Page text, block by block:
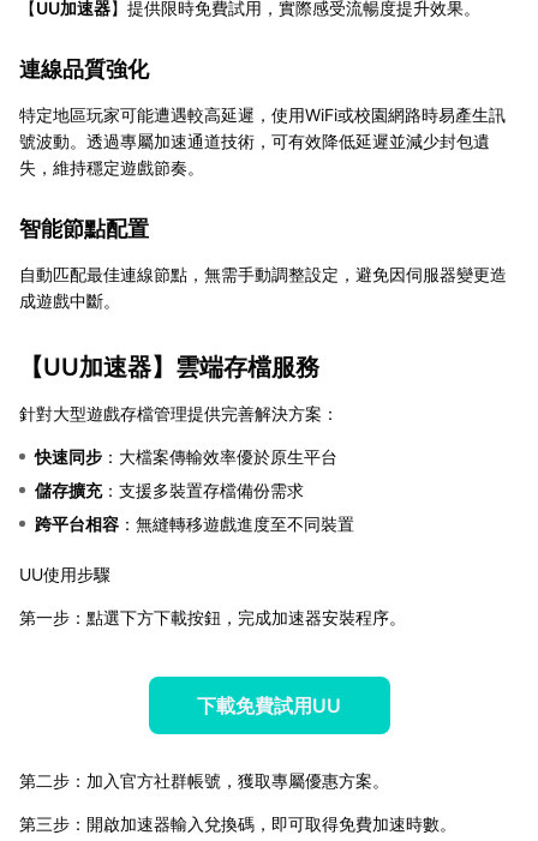
【UU加速器】提供限時免費試用，實際感受流暢度提升效果。
連線品質強化
特定地區玩家可能遭遇較高延遲，使用WiFi或校園網路時易產生訊
號波動。透過專屬加速通道技術，可有效降低延遲並減少封包遺
失，維持穩定遊戲節奏。
智能節點配置
自動匹配最佳連線節點，無需手動調整設定，避免因伺服器變更造
成遊戲中斷。
【UU加速器】雲端存檔服務
針對大型遊戲存檔管理提供完善解決方案：
快速同步 ：大檔案傳輸效率優於原生平台
儲存擴充：支援多裝置存檔備份需求
跨平台相容 ：無縫轉移遊戲進度至不同裝置
UU使用步驟
第一步：點選下方下載按鈕，完成加速器安裝程序。
下載免費試用UU
第二步：加入官方社群帳號，獲取專屬優惠方案。
第三步：開啟加速器輸入兌換碼，即可取得免費加速時數。